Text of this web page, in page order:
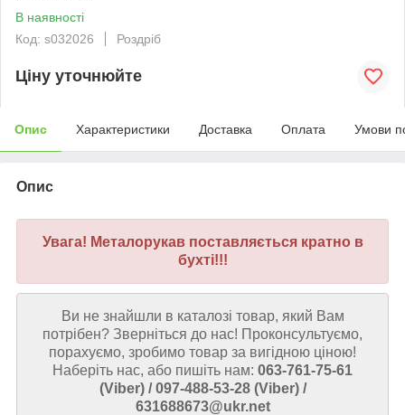
В наявності
Код: s032026
Роздріб
Ціну уточнюйте
Опис Характеристики Доставка Оплата Умови
Опис
Увага! Металорукав поставляється кратно в
бухті!!!
Ви не знайшли в каталозі товар, який Вам
потрібен? Зверніться до нас! Проконсультуємо,
порахуємо, зробимо товар за вигідною ціною!
Наберіть нас, або пишіть нам: 063-761-75-61
(Viber) / 097-488-53-28 (Viber) /
631688673@ukr.net